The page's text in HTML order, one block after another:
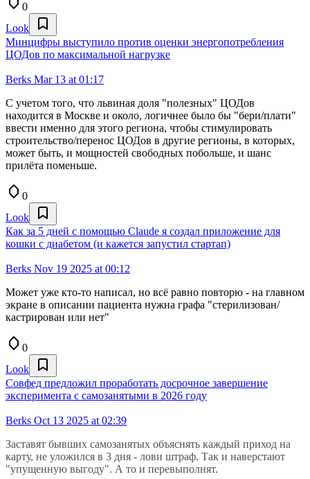
0
Look
Минцифры выступило против оценки энергопотребления
ЦОДов по максимальной нагрузке
Berks Mar 13 at 01:17
С учетом того, что львиная доля "полезных" ЦОДов
находится в Москве и около, логичнее было бы "бери/плати"
ввести именно для этого региона, чтобы стимулировать
строительство/перенос ЦОДов в другие регионы, в которых,
может быть, и мощностей свободных побольше, и шанс
прилёта поменьше.
0
Look
Как за 5 дней с помощью Claude я создал приложение для
кошки с диабетом (и кажется запустил стартап)
Berks Nov 19 2025 at 00:12
Может уже кто-то написал, но всё равно повторю - на главном
экране в описании пациента нужна графа "стерилизован/
кастрирован или нет"
0
Look
Совфед предложил проработать досрочное завершение
эксперимента с самозанятыми в 2026 году
Berks Oct 13 2025 at 02:39
Заставят бывших самозанятых объяснять каждый приход на
карту, не уложился в 3 дня - лови штраф. Так и наверстают
"упущенную выгоду". А то и перевыполнят.